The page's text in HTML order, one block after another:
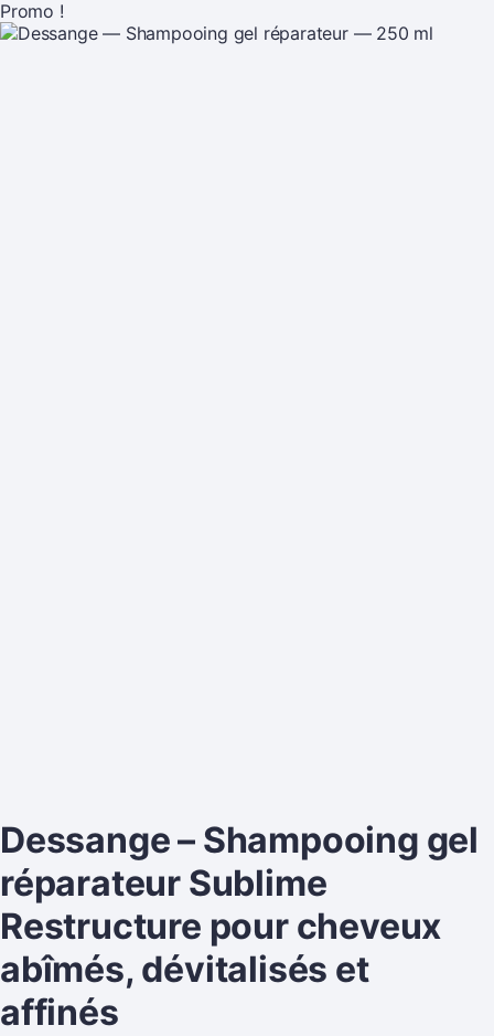
Promo !
Dessange – Shampooing gel
réparateur Sublime
Restructure pour cheveux
abîmés, dévitalisés et
affinés